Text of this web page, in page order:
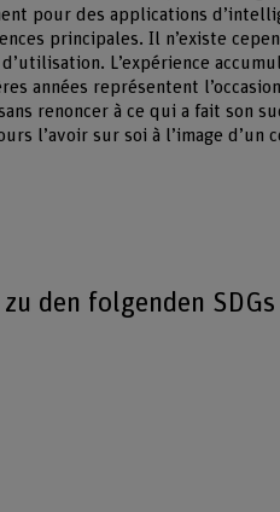
pour des applications
principales. Il n’existe
L’expérience
années représentent
renoncer à ce qui a fait son
l’avoir sur soi à l’image d’un
den folgenden SDGs